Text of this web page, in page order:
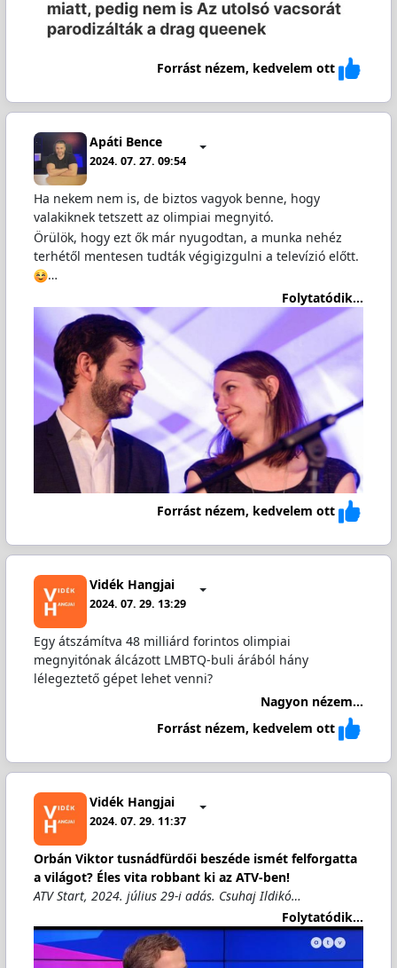
Forrást nézem, kedvelem ott
Apáti Bence
2024. 07. 27. 09:54
Ha nekem nem is, de biztos vagyok benne, hogy
valakiknek tetszett az olimpiai megnyitó.
Örülök, hogy ezt ők már nyugodtan, a munka nehéz
terhétől mentesen tudták végigizgulni a televízió előtt.
️…
Folytatódik...
Forrást nézem, kedvelem ott
Vidék Hangjai
2024. 07. 29. 13:29
Egy átszámítva 48 milliárd forintos olimpiai
megnyitónak álcázott LMBTQ-buli árából hány
lélegeztető gépet lehet venni?
Nagyon nézem...
Forrást nézem, kedvelem ott
Vidék Hangjai
2024. 07. 29. 11:37
Orbán Viktor tusnádfürdői beszéde ismét felforgatta
a világot? Éles vita robbant ki az ATV-ben!
ATV Start, 2024. július 29-i adás. Csuhaj Ildikó…
Folytatódik...